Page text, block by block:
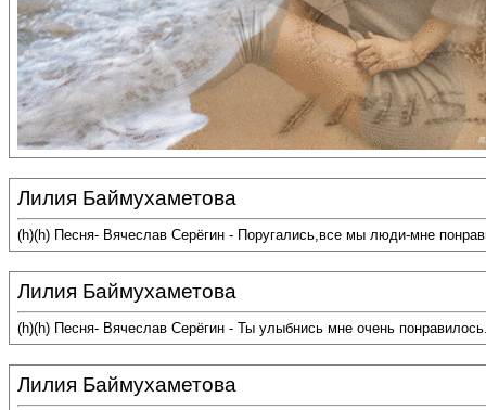
Лилия Баймухаметова
(h)(h) Песня- Вячеслав Серёгин - Поругались,все мы люди-мне
Лилия Баймухаметова
(h)(h) Песня- Вячеслав Серёгин - Ты улыбнись мне очень
Лилия Баймухаметова